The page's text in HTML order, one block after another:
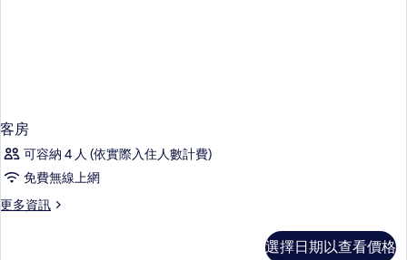
客房
可容納 4 人 (依實際入住人數計費)
免費無線上網
更多資訊
更
選擇日期以查看價格